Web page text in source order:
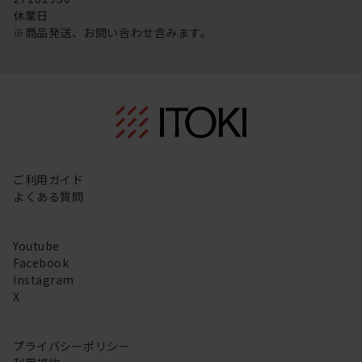
休業日
※商品発送、お問い合わせ含みます。
ご利用ガイド
よくある質問
Youtube
Facebook
Instagram
X
プライバシーポリシー